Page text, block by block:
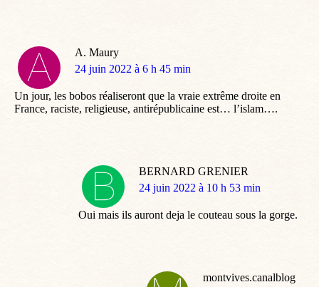
A. Maury
dit
24 juin 2022 à 6 h 45 min
Un jour, les bobos réaliseront que la vraie extrême droite en
France, raciste, religieuse, antirépublicaine est… l’islam….
BERNARD GRENIER
dit
24 juin 2022 à 10 h 53 min
Oui mais ils auront deja le couteau sous la gorge.
montvives.canalblog